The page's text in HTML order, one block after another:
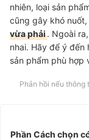
nhiên, loại sản
cũng gây khó
vừa phải. Ngoài
nhai. Hãy để ý đến
sản phẩm phù hợp
Phản hồi nếu thông
Phần Cách chọn